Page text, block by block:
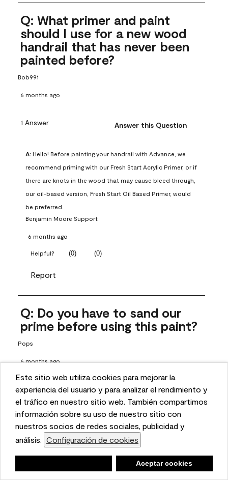
This website uses cookies to enhance user experience
and to analyze performance and traffic on our website.
We also share information about your use of our site
with our social media, advertising, and analytics
partners. Cookie Settings
Accept Cookies
Este sitio web utiliza cookies para mejorar la
experiencia del usuario y para analizar el rendimiento y
el tráfico en nuestro sitio web. También compartimos
información sobre su uso de nuestro sitio con
nuestros socios de redes sociales, publicidad y
análisis. Configuración de cookies
Aceptar cookies
Q: What primer and paint
should I use for a new wood
handrail that has never been
painted before?
Bob991
6 months ago
1 Answer Answer this Question
A: Hello! Before painting your handrail with Advance, we
recommend priming with our Fresh Start Acrylic Primer, or if
there are knots in the wood that may cause bleed through,
our oil-based version, Fresh Start Oil Based Primer, would
be preferred.
Benjamin Moore Support
6 months ago
Helpful? (0) (0)
Report
Q: Do you have to sand our
prime before using this paint?
Pops
6 months ago
1 Answer Answer this Question
has been previously painted, we recommend properly
prepping the surface, which does include sanding and
priming. Proper prep includes a good cleaning and rinsing
with a household detergent such as Dawn or Simple Green.